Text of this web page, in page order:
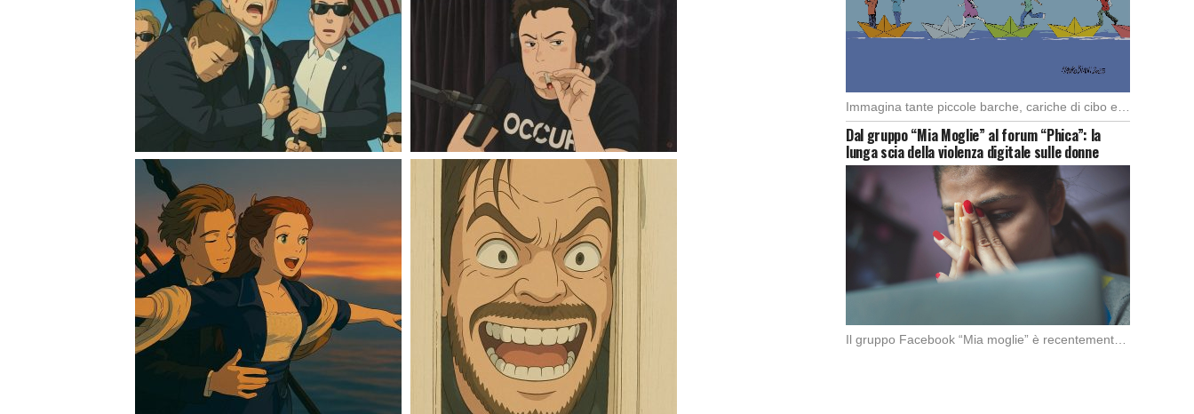
Immagina tante piccole barche, cariche di cibo e medicine, che partono da diversi porti del […]
Dal gruppo “Mia Moglie” al forum “Phica”: la
lunga scia della violenza digitale sulle donne
Il gruppo Facebook “Mia moglie” è recentemente stato chiuso da Meta in seguito alle denunce […]